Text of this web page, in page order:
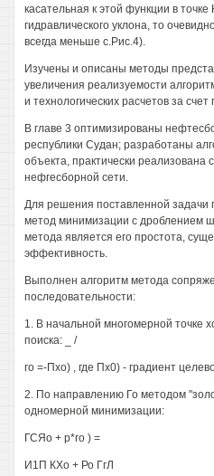
касательная к этой функции в
гидравлического уклона, то
всегда меньше с.Рис.4).
Изучены и описаны методы
увеличения реализуемости
и технологических расчетов за
В главе 3 оптимизированы
республики Судан; разработаны
объекта, практически реализована
нефгесборной сети.
Для решения поставленной задачи
метод минимизации с дроблением
метода является его простота,
эффективность.
Выполнен алгоритм метода
последовательности:
1. В начальной многомерной точке
поиска: _ /
го =-Пхо) , где Пх0) - градиент
2. По направлению Го методом
одномерной минимизации:
ГСЯо + р*го ) =
И1П КХо + Ро ГгЛ